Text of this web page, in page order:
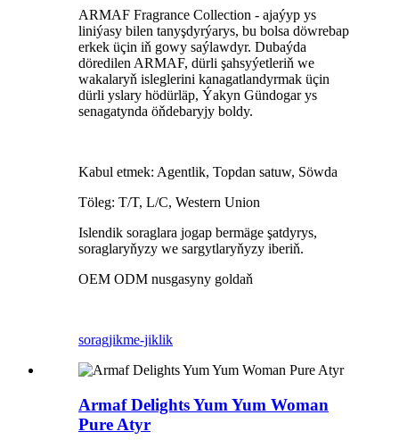
ARMAF Fragrance Collection - ajaýyp ys
liniýasy bilen tanyşdyrýarys, bu bolsa döwrebap
erkek üçin iň gowy saýlawdyr. Dubaýda
döredilen ARMAF, dürli şahsyýetleriň we
wakalaryň isleglerini kanagatlandyrmak üçin
dürli yslary hödürläp, Ýakyn Gündogar ys
senagatynda öňdebaryjy boldy.
Kabul etmek: Agentlik, Topdan satuw, Söwda
Töleg: T/T, L/C, Western Union
Islendik soraglara jogap bermäge şatdyrys,
soraglaryňyzy we sargytlaryňyzy iberiň.
OEM ODM nusgasyny goldaň
soragjikme-jiklik
Armaf Delights Yum Yum Woman
Pure Atyr